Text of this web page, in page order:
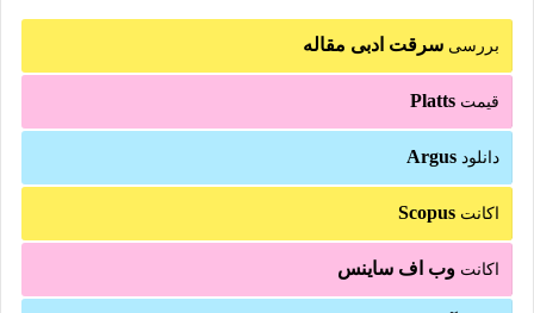
بررسی سرقت ادبی مقاله
قیمت Platts
دانلود Argus
اکانت Scopus
اکانت وب اف ساینس